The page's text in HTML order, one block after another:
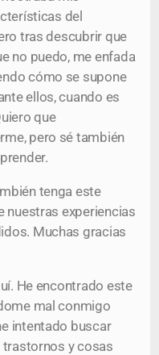
del
tras descubrir que
no puedo, me enfada
cómo se supone
ellos, cuando es
que
pero sé también
tenga este
nuestras experiencias
Muchas gracias
He encontrado este
mal conmigo
intentado buscar
trastornos y cosas